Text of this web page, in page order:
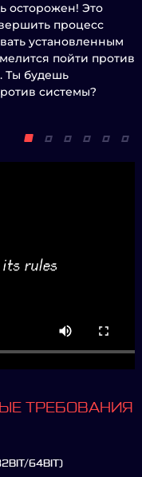
осторожен! Это
процесс
установленным
пойти против
Ты будешь
системы?
ТРЕБОВАНИЯ
64BIT)